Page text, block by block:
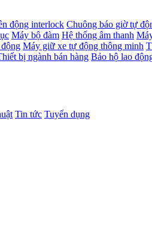
động interlock Chuông báo giờ tự
Máy bộ đàm Hệ thống âm thanh
Máy giữ xe tự động thông minh
bị ngành bán hàng Bảo hộ lao
Tin tức Tuyển dụng